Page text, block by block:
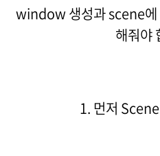
window 생성과 scene에
해줘야
1. 먼저